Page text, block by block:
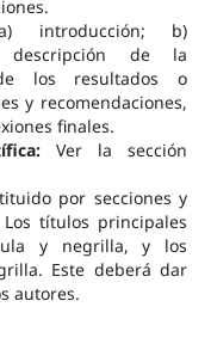
introducción; b)
descripción de la
los resultados o
y recomendaciones,
finales.
Ver la sección
por secciones y
títulos principales
y negrilla, y los
Este deberá dar
autores.